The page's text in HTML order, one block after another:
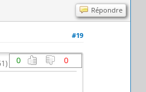
Répondre
#19
0 0